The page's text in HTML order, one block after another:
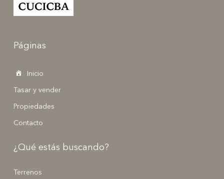
Páginas
Inicio
Tasar y vender
Propiedades
Contacto
¿Qué estás buscando?
Terrenos